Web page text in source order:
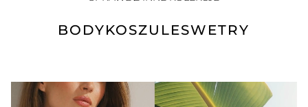
BODYKOSZULESWETRY